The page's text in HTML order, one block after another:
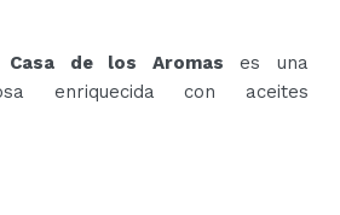
de los Aromas es una
enriquecida con aceites
para aromatizar espacios y